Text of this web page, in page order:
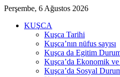
Perşembe, 6 Ağustos 2026
KUŞCA
Kuşca Tarihi
Kuşca’nın nüfus sayısı
Kuşca da Egitim
Kuşca’da Ekonomik
Kuşca’da Sosyal